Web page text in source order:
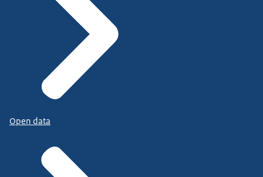
Open data